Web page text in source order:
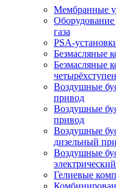
Мембранные
Оборудование
газа
PSA-
Безмасляные
Безмасляные
Воздушные
привод
Воздушные
привод
Воздушные
дизельный
Воздушные
Гелиевые